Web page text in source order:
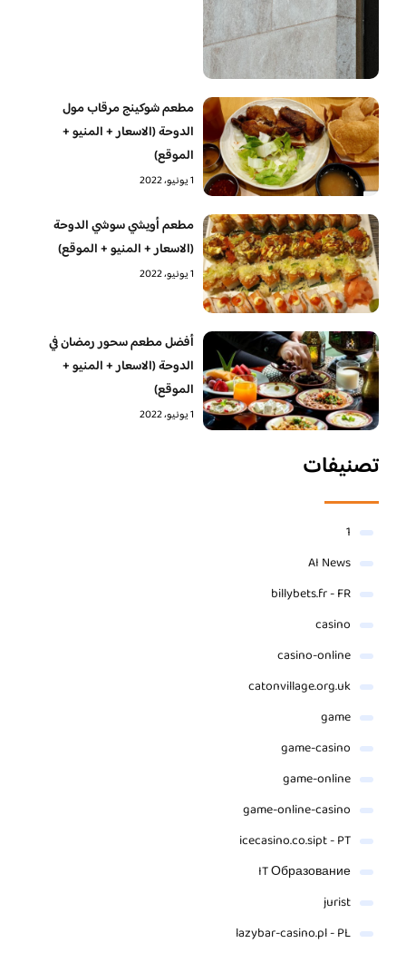
مطعم شوكينج مرقاب مول
الدوحة (الاسعار + المنيو +
الموقع)
1 يونيو، 2022
مطعم أويشي سوشي الدوحة
(الاسعار + المنيو + الموقع)
1 يونيو، 2022
أفضل مطعم سحور رمضان في
الدوحة (الاسعار + المنيو +
الموقع)
1 يونيو، 2022
تصنيفات
1
AI News
billybets.fr - FR
casino
casino-online
catonvillage.org.uk
game
game-casino
game-online
game-online-casino
icecasino.co.sipt - PT
IT Образование
jurist
lazybar-casino.pl - PL